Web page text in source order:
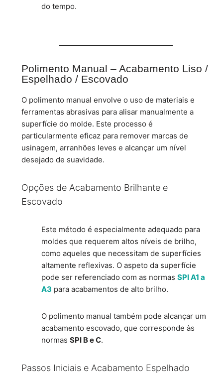
do tempo.
Polimento Manual – Acabamento Liso /
Espelhado / Escovado
O polimento manual envolve o uso de materiais e
ferramentas abrasivas para alisar manualmente a
superfície do molde. Este processo é
particularmente eficaz para remover marcas de
usinagem, arranhões leves e alcançar um nível
desejado de suavidade.
Opções de Acabamento Brilhante e
Escovado
Este método é especialmente adequado para
moldes que requerem altos níveis de brilho,
como aqueles que necessitam de superfícies
altamente reflexivas. O aspeto da superfície
pode ser referenciado com as normas SPI A1 a
A3 para acabamentos de alto brilho.
O polimento manual também pode alcançar um
acabamento escovado, que corresponde às
normas SPI B e C.
Passos Iniciais e Acabamento Espelhado